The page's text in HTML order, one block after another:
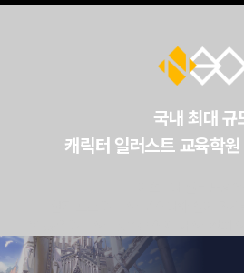
국내 최대 규
캐릭터 일러스트 교육학원